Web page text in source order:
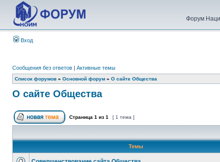
Форум
Вход
Сообщения без ответов | Активные темы
Список форумов » Основной форум » О сайте Общества
О сайте Общества
Страница 1 из 1 [ 1 тема ]
Темы